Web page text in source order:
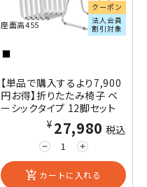
クーポン
法人会員
割引対象
座面高455
【単品で購入するより7,900
円お得】折りたたみ椅子 ベ
ーシックタイプ 12脚セット
remove add
¥27,980 税込
add_shopping_cart カートに入れる